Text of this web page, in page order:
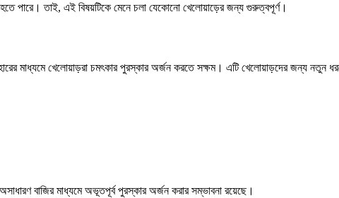
পারে। তাই, এই বিষয়টিকে মেনে চলা যেকোনো খেলোয়াড়ের জন্য গুরুত্বপূর্ণ।
মাধ্যমে খেলোয়াড়রা চমৎকার পুরস্কার অর্জন করতে সক্ষম। এটি খেলোয়াড়দের জন্য নতুন
বাজির মাধ্যমে অভূতপূর্ব পুরস্কার অর্জন করার সম্ভাবনা রয়েছে।